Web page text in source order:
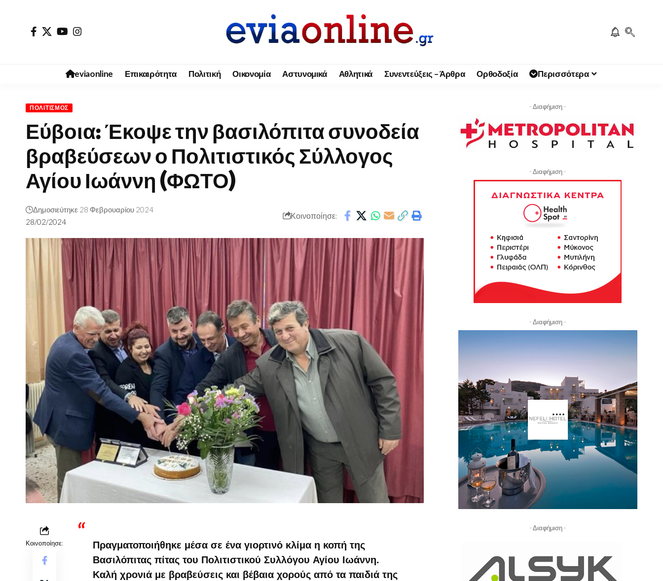
eviaonline Επικαιρότητα Πολιτική Οικονομία Αστυνομικά Αθλητικά Συνεντεύξεις – Άρθρα Ορθοδοξία Περισσότερα
ΠΟΛΙΤΙΣΜΌΣ
Εύβοια: Έκοψε την βασιλόπιτα συνοδεία
βραβεύσεων ο Πολιτιστικός Σύλλογος
Αγίου Ιωάννη (ΦΩΤΟ)
28/02/2024
Δημοσιεύτηκε 28 Φεβρουαρίου 2024
Κοινοποίησε:
Κοινοποίησε:
Πραγματοποιήθηκε μέσα σε ένα γιορτινό κλίμα η κοπή της
Βασιλόπιτας πίτας του Πολιτιστικού Συλλόγου Αγίου Ιωάννη.
Καλή χρονιά με βραβεύσεις και βέβαια χορούς από τα παιδιά της
- Διαφήμιση -
- Διαφήμιση -
- Διαφήμιση -
- Διαφήμιση -